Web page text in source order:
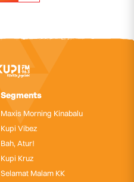
Segments
Maxis Morning Kinabalu
Kupi Vibez
Bah, Atur!
Kupi Kruz
Selamat Malam KK